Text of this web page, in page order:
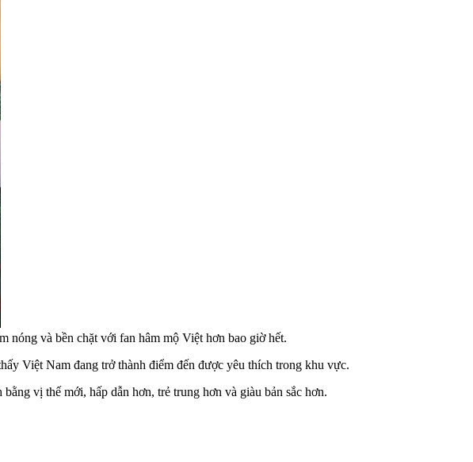
nóng và bền chặt với fan hâm mộ Việt hơn bao giờ hết.
Việt Nam đang trở thành điểm đến được yêu thích trong khu vực.
vị thế mới, hấp dẫn hơn, trẻ trung hơn và giàu bản sắc hơn.